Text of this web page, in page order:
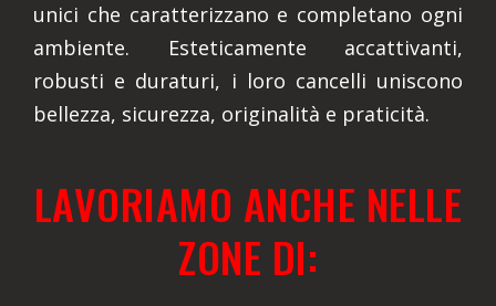
unici che caratterizzano e completano ogni
ambiente. Esteticamente accattivanti,
robusti e duraturi, i loro cancelli uniscono
bellezza, sicurezza, originalità e praticità.
LAVORIAMO ANCHE NELLE
ZONE DI: